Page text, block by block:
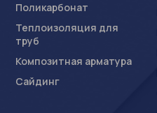
Поликарбонат
Теплоизоляция для
труб
Композитная арматура
Сайдинг